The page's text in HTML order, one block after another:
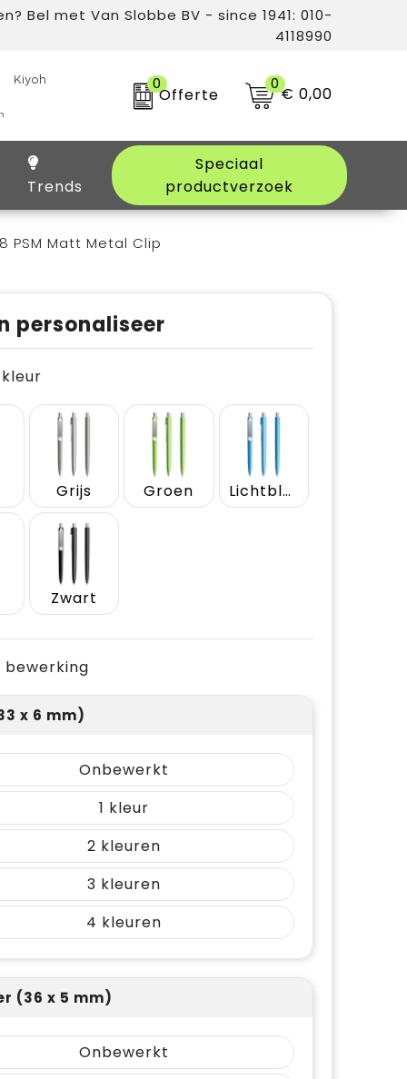
Bel met Van Slobbe BV - since 1941: 010-
4118990
0
Offerte
0€ 0,00
Trends
Speciaal
productverzoek
PSM Matt Metal Clip
personaliseer
kleur
Grijs Groen Lichtblauw
Zwart
bewerking
x 6 mm)
Onbewerkt
1
2
3
4
(36 x 5 mm)
Onbewerkt